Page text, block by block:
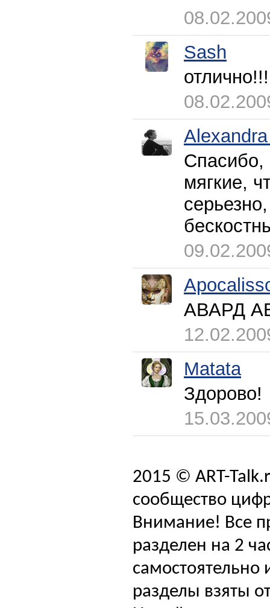
Sash
Спасибо,
мягкие,
АВАРД
Matata
Здорово!
2015 © ART-
сообщество
Внимание! Все
разделен на 2
самостоятельно
разделы взяты